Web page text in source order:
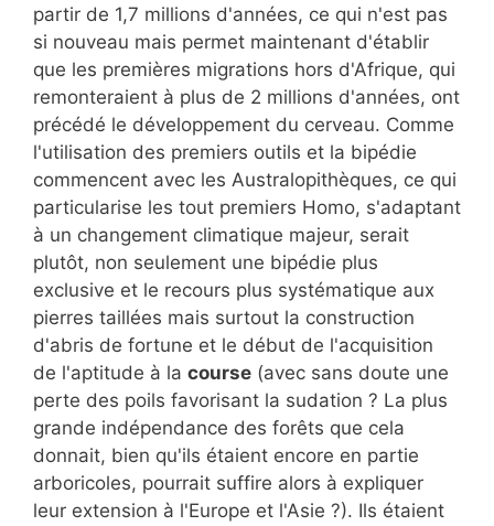
partir de 1,7 millions d'années, ce qui n'est pas
si nouveau mais permet maintenant d'établir
que les premières migrations hors d'Afrique, qui
remonteraient à plus de 2 millions d'années, ont
précédé le développement du cerveau. Comme
l'utilisation des premiers outils et la bipédie
commencent avec les Australopithèques, ce qui
particularise les tout premiers Homo, s'adaptant
à un changement climatique majeur, serait
plutôt, non seulement une bipédie plus
exclusive et le recours plus systématique aux
pierres taillées mais surtout la construction
d'abris de fortune et le début de l'acquisition
de l'aptitude à la course (avec sans doute une
perte des poils favorisant la sudation ? La plus
grande indépendance des forêts que cela
donnait, bien qu'ils étaient encore en partie
arboricoles, pourrait suffire alors à expliquer
leur extension à l'Europe et l'Asie ?). Ils étaient